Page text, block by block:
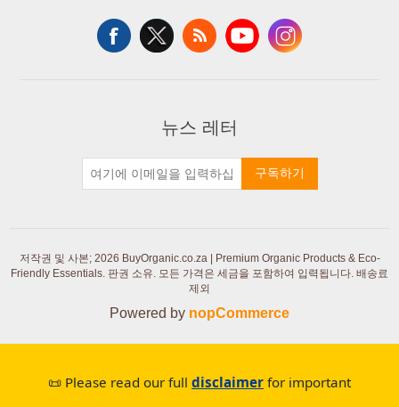
뉴스 레터
구독하기
저작권 및 사본; 2026 BuyOrganic.co.za | Premium Organic Products & Eco-
Friendly Essentials. 판권 소유. 모든 가격은 세금을 포함하여 입력됩니다. 배송료
제외
Powered by nopCommerce
📜 Please read our full disclaimer for important